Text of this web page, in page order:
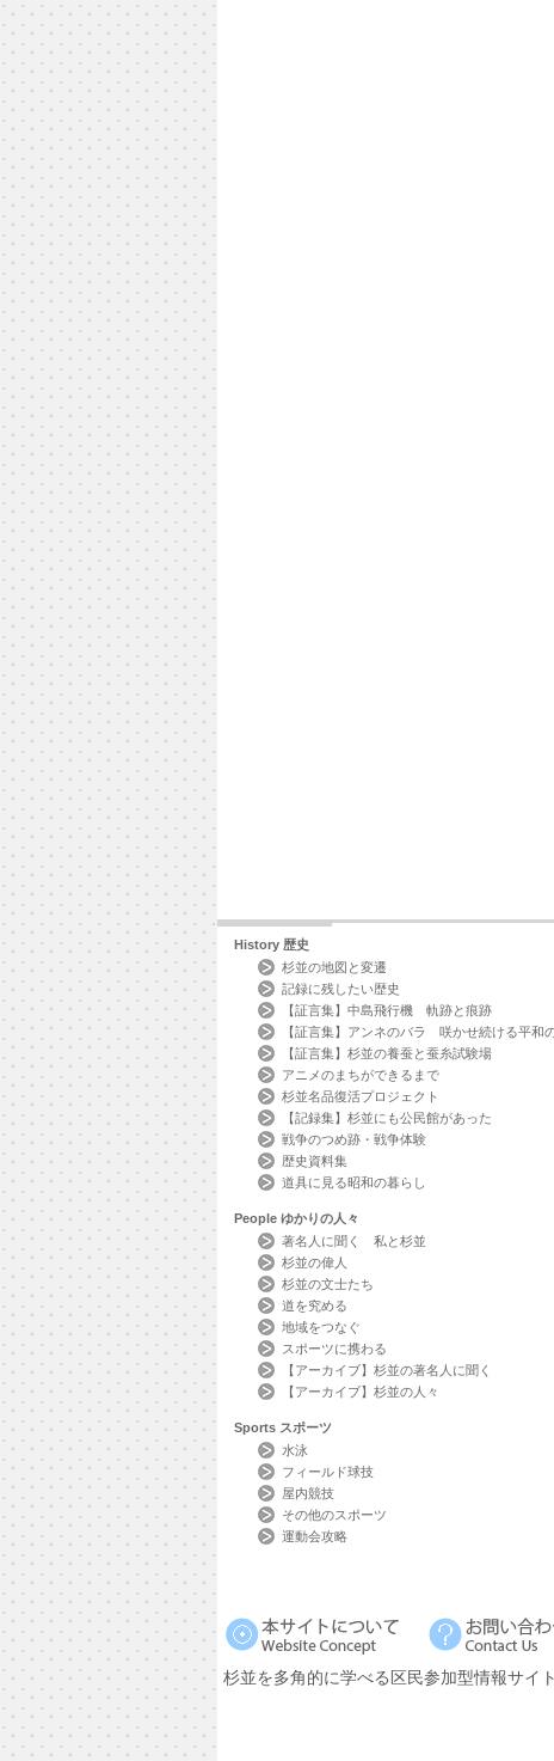
History 歴史
杉並の地図と変遷
記録に残したい歴史
【証言集】中島飛行機 軌跡と痕跡
【証言集】アンネのバラ 咲かせ続ける平和
【証言集】杉並の養蚕と蚕糸試験場
アニメのまちができるまで
杉並名品復活プロジェクト
【記録集】杉並にも公民館があった
戦争のつめ跡・戦争体験
歴史資料集
道具に見る昭和の暮らし
People ゆかりの人々
著名人に聞く 私と杉並
杉並の偉人
杉並の文士たち
道を究める
地域をつなぐ
スポーツに携わる
【アーカイブ】杉並の著名人に聞く
【アーカイブ】杉並の人々
Sports スポーツ
水泳
フィールド球技
屋内競技
その他のスポーツ
運動会攻略
杉並を多角的に学べる区民参加型情報サイト